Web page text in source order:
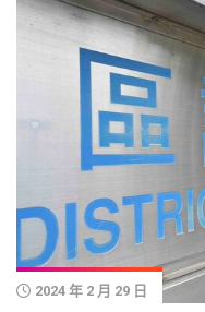
2024 年 2 月 29 日